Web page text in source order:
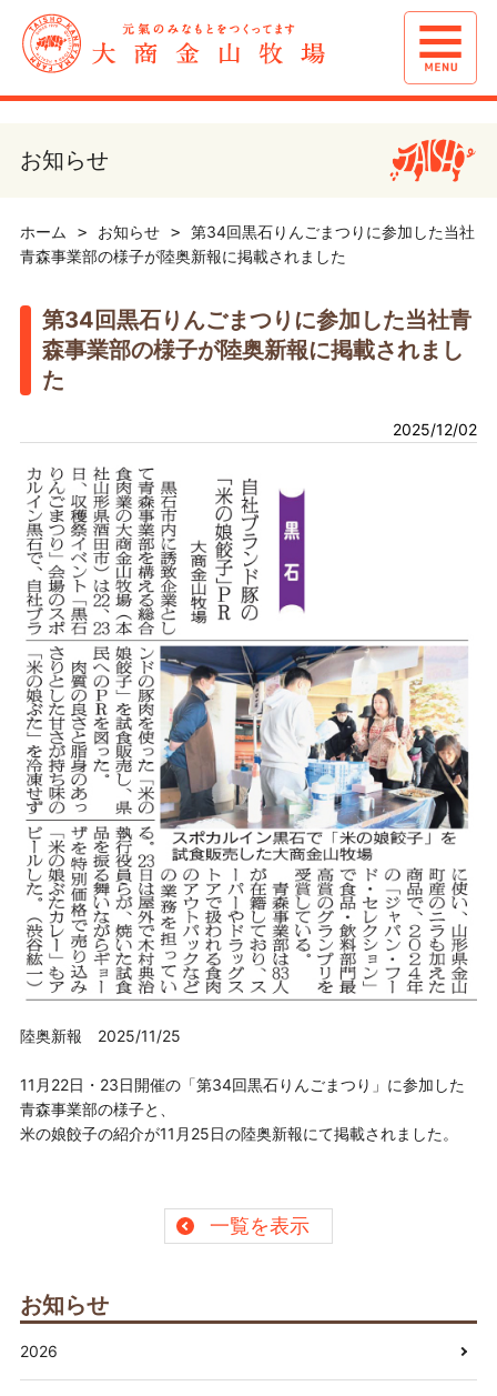
お知らせ
ホーム お知らせ
第34回黒石りんごまつりに参加した当社
青森事業部の様子が陸奥新報に掲載されました
第34回黒石りんごまつりに参加した当社青
森事業部の様子が陸奥新報に掲載されまし
た
2025/12/02
陸奥新報 2025/11/25
11月22日・23日開催の「第34回黒石りんごまつり」に参加した
青森事業部の様子と、
米の娘餃子の紹介が11月25日の陸奥新報にて掲載されました。
一覧を表示
お知らせ
2026